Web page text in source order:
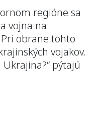
regióne sa
vojna na
Pri obrane tohto
vojakov.
Ukrajina?“ pýtajú